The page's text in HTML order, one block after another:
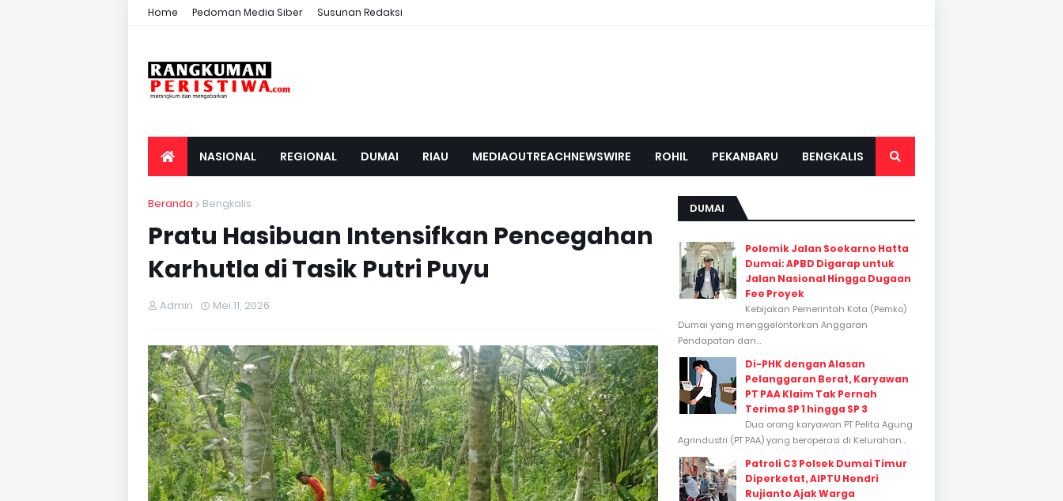
Home Pedoman Media Siber Susunan Redaksi
NASIONAL REGIONAL DUMAI RIAU MEDIAOUTREACHNEWSWIRE ROHIL PEKANBARU BENGKALIS
Beranda Bengkalis
Pratu Hasibuan Intensifkan Pencegahan
Karhutla di Tasik Putri Puyu
Admin Mei 11, 2026
DUMAI
Polemik Jalan Soekarno Hatta
Dumai: APBD Digarap untuk
Jalan Nasional Hingga Dugaan
Fee Proyek
Kebijakan Pemerintah Kota (Pemko)
Dumai yang menggelontorkan Anggaran
Pendapatan dan...
Di-PHK dengan Alasan
Pelanggaran Berat, Karyawan
PT PAA Klaim Tak Pernah
Terima SP 1 hingga SP 3
Dua orang karyawan PT Pelita Agung
Agrindustri (PT PAA) yang beroperasi di Kelurahan...
Patroli C3 Polsek Dumai Timur
Diperketat, AIPTU Hendri
Rujianto Ajak Warga